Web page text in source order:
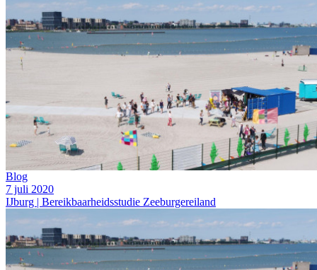
Blog
7 juli 2020
IJburg | Bereikbaarheidsstudie Zeeburgereiland